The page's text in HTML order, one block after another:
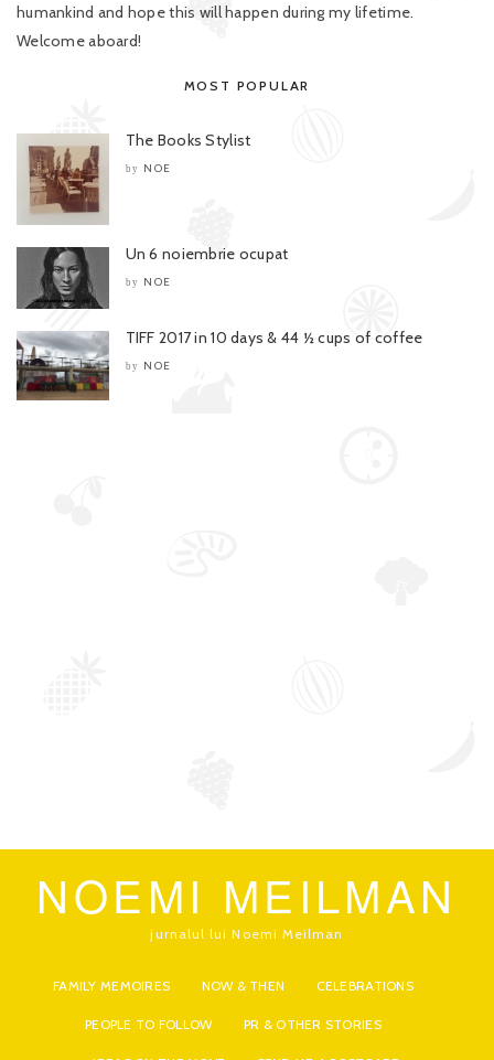
humankind and hope this will happen during my lifetime.
Welcome aboard!
MOST POPULAR
The Books Stylist
by NOE
Un 6 noiembrie ocupat
by NOE
TIFF 2017 in 10 days & 44 ½ cups of coffee
by NOE
NOEMI MEILMAN
jurnalul lui Noemi Meilman
FAMILY MEMOIRES NOW & THEN CELEBRATIONS
PEOPLE TO FOLLOW PR & OTHER STORIES